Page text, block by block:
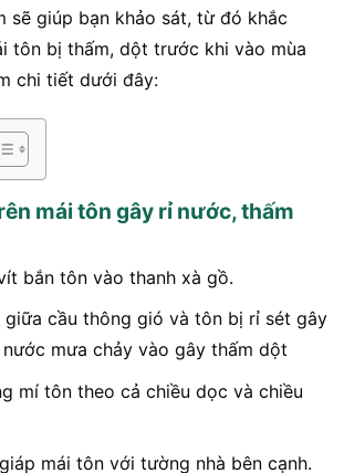
sẽ giúp bạn khảo sát, từ đó khắc
tôn bị thấm, dột trước khi vào mùa
chi tiết dưới đây:
mái tôn gây rỉ nước, thấm
bắn tôn vào thanh xà gồ.
cầu thông gió và tôn bị rỉ sét gây
mưa chảy vào gây thấm dột
mí tôn theo cả chiều dọc và chiều
mái tôn với tường nhà bên cạnh.